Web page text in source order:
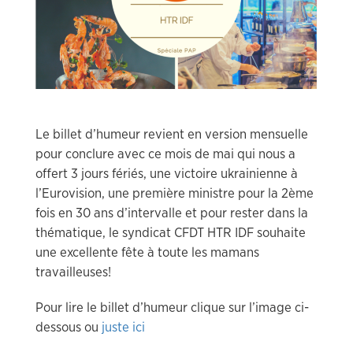
Le billet d’humeur revient en version mensuelle
pour conclure avec ce mois de mai qui nous a
offert 3 jours fériés, une victoire ukrainienne à
l’Eurovision, une première ministre pour la 2ème
fois en 30 ans d’intervalle et pour rester dans la
thématique, le syndicat CFDT HTR IDF souhaite
une excellente fête à toute les mamans
travailleuses!
Pour lire le billet d’humeur clique sur l’image ci-
dessous ou juste ici